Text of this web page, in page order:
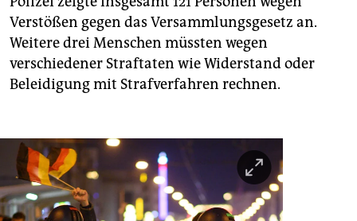
Verstößen gegen das Versammlungsgesetz an.
Weitere drei Menschen müssten wegen
verschiedener Straftaten wie Widerstand oder
Beleidigung mit Strafverfahren rechnen.